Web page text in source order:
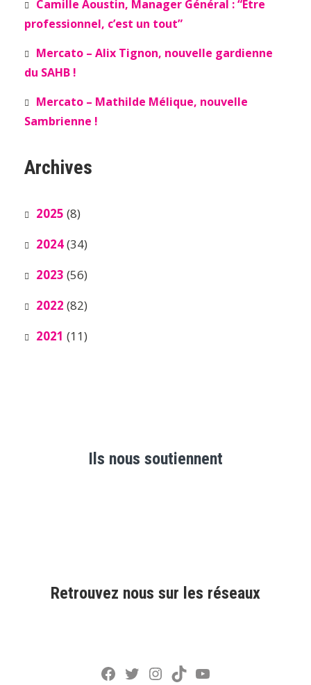
Camille Aoustin, Manager Général : “Être
professionnel, c’est un tout”
Mercato – Alix Tignon, nouvelle gardienne
du SAHB !
Mercato – Mathilde Mélique, nouvelle
Sambrienne !
Archives
2025 (8)
2024(34)
2023 (56)
2022 (82)
2021 (11)
Ils nous soutiennent
Retrouvez nous sur les réseaux
Facebook
Twitter
Instagram
TikTokYouTube